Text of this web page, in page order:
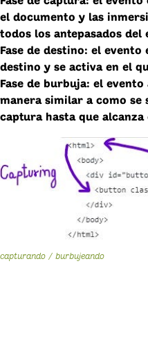
el documento y las
todos los antepasados del
Fase de destino: el evento
destino y se activa en el
Fase de burbuja: el evento
manera similar a como se
captura hasta que
capturando / burbujeando